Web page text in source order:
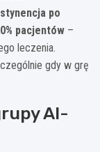
po
pacjentów –
leczenia.
gdy w grę
Al-